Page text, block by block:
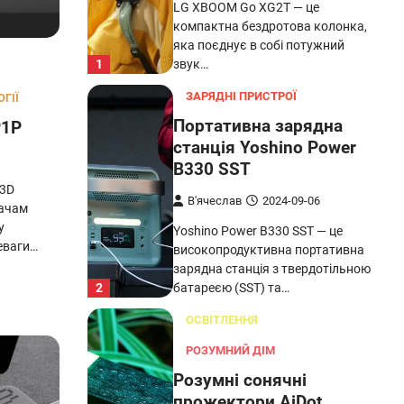
2
Yoshino Power B330 SST — це
високопродуктивна портативна
зарядна станція з твердотільною
3
РОЗУМНИЙ ДІМ
Розумні сонячні
прожектори AiDot
Linkind
В'ячеслав 2024-09-05
AiDot Linkind — це розумні сонячні
ефективне освітлення вашого
ЗАРЯДНІ ПРИСТРОЇ